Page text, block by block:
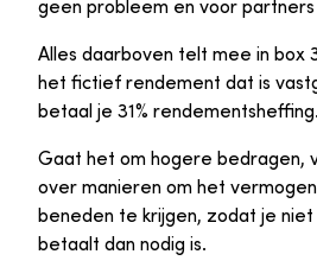
geen probleem en voor
Alles daarboven telt mee in box
het fictief rendement dat is
betaal je 31% rendementsheffing.
Gaat het om hogere bedragen,
over manieren om het
beneden te krijgen, zodat je
betaalt dan nodig is.